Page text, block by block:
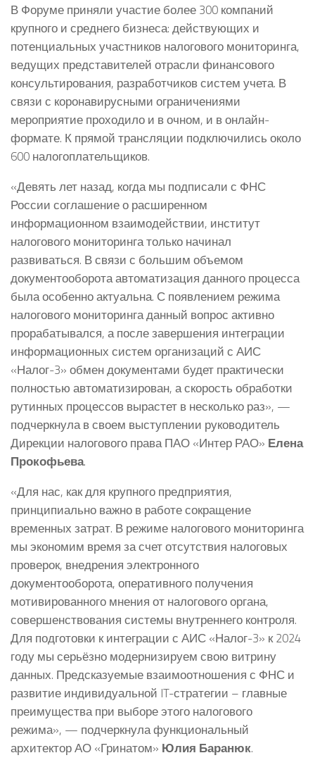
В Форуме приняли участие более 300 компаний
крупного и среднего бизнеса: действующих и
потенциальных участников налогового мониторинга,
ведущих представителей отрасли финансового
консультирования, разработчиков систем учета. В
связи с коронавирусными ограничениями
мероприятие проходило и в очном, и в онлайн-
формате. К прямой трансляции подключились около
600 налогоплательщиков.
«Девять лет назад, когда мы подписали с ФНС
России соглашение о расширенном
информационном взаимодействии, институт
налогового мониторинга только начинал
развиваться. В связи с большим объемом
документооборота автоматизация данного процесса
была особенно актуальна. С появлением режима
налогового мониторинга данный вопрос активно
прорабатывался, а после завершения интеграции
информационных систем организаций с АИС
«Налог-3» обмен документами будет практически
полностью автоматизирован, а скорость обработки
рутинных процессов вырастет в несколько раз», —
подчеркнула в своем выступлении руководитель
Дирекции налогового права ПАО «Интер РАО» Елена
Прокофьева.
«Для нас, как для крупного предприятия,
принципиально важно в работе сокращение
временных затрат. В режиме налогового мониторинга
мы экономим время за счет отсутствия налоговых
проверок, внедрения электронного
документооборота, оперативного получения
мотивированного мнения от налогового органа,
совершенствования системы внутреннего контроля.
Для подготовки к интеграции с АИС «Налог-3» к 2024
году мы серьёзно модернизируем свою витрину
данных. Предсказуемые взаимоотношения с ФНС и
развитие индивидуальной IT-стратегии – главные
преимущества при выборе этого налогового
режима», — подчеркнула функциональный
архитектор АО «Гринатом» Юлия Баранюк.